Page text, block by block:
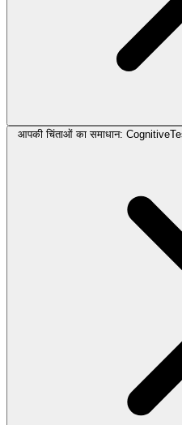
आपकी चिंताओं का समाधान: